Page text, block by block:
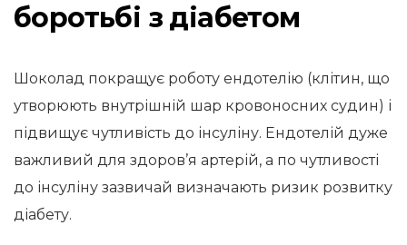
боротьбі з діабетом
Шоколад покращує роботу ендотелію (клітин, що
утворюють внутрішній шар кровоносних судин) і
підвищує чутливість до інсуліну. Ендотелій дуже
важливий для здоров’я артерій, а по чутливості
до інсуліну зазвичай визначають ризик розвитку
діабету.